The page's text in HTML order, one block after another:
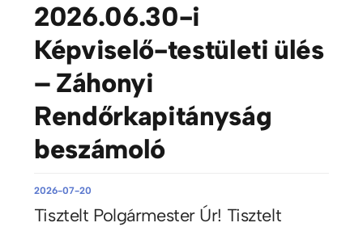
2026.06.30-i
Képviselő-testületi ülés
– Záhonyi
Rendőrkapitányság
beszámoló
2026-07-20
Tisztelt Polgármester Úr! Tisztelt